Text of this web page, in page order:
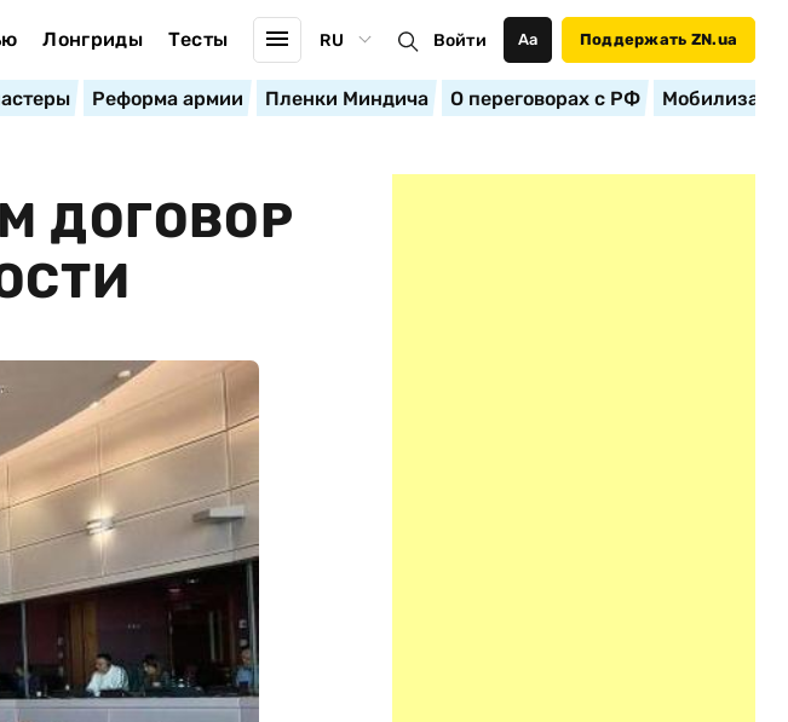
Лонгриды Тесты RU Войти Аа Поддержать ZN.ua
Реформа армии Пленки Миндича О переговорах с РФ
ДОГОВОР